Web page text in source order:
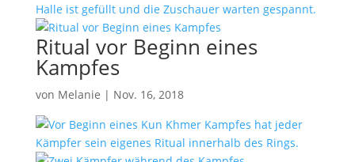
Ritual vor Beginn eines
Kampfes
von Melanie | Nov. 16, 2018